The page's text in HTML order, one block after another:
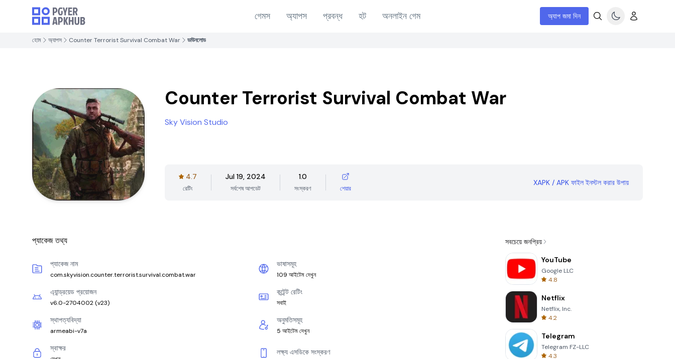
গেমস অ্যাপস প্রবন্ধ হট অনলাইন গেম অ্যাপ জমা দিন
হোম অ্যাপস Counter Terrorist Survival Combat War ডাউনলোড
Counter Terrorist Survival Combat War
Sky Vision Studio
4.7
রেটিং
Jul 19, 2024
সর্বশেষ আপডেট
1.0
সংস্করণ শেয়ার
XAPK / APK ফাইল ইনস্টল করার উপায়
প্যাকেজ তথ্য
প্যাকেজ নাম
com.skyvision.counter.terrorist.survival.combat.war
ভাষাসমূহ
109 আইটেম দেখুন
এ্যান্ড্রয়েড প্রয়োজন
v6.0-2704002 (v23)
কন্টেন্ট রেটিং
সবাই
স্থাপত্যবিদ্যা
armeabi-v7a
অনুমতিসমূহ
5 আইটেম দেখুন
স্বাক্ষর লক্ষ্য এসডিকে সংস্করণ
সবচেয়ে জনপ্রিয়
YouTube
Google LLC
4.8
Netflix
Netflix, Inc.
4.2
Telegram
Telegram FZ-LLC
4.3